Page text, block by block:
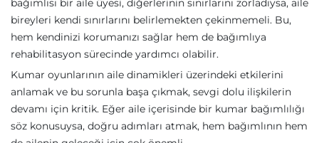
bağımlısı bir aile üyesi, diğerlerinin sınırlarını zorladıysa, aile
bireyleri kendi sınırlarını belirlemekten çekinmemeli. Bu,
hem kendinizi korumanızı sağlar hem de bağımlıya
rehabilitasyon sürecinde yardımcı olabilir.
Kumar oyunlarının aile dinamikleri üzerindeki etkilerini
anlamak ve bu sorunla başa çıkmak, sevgi dolu ilişkilerin
devamı için kritik. Eğer aile içerisinde bir kumar bağımlılığı
söz konusuysa, doğru adımları atmak, hem bağımlının hem